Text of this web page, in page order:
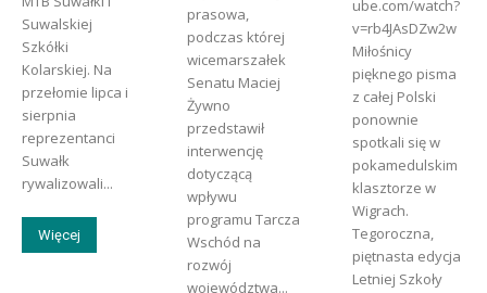
Suwalskiej
Szkółki
Kolarskiej. Na
przełomie lipca i
sierpnia
reprezentanci
Suwałk
rywalizowali...
Więcej
prasowa,
podczas której
wicemarszałek
Senatu Maciej
Żywno
przedstawił
interwencję
dotyczącą
wpływu
programu Tarcza
Wschód na
rozwój
województwa...
ube.com/watch?
v=rb4JAsDZw2w
Miłośnicy
pięknego pisma
z całej Polski
ponownie
spotkali się w
pokamedulskim
klasztorze w
Wigrach.
Tegoroczna,
piętnasta edycja
Letniej Szkoły